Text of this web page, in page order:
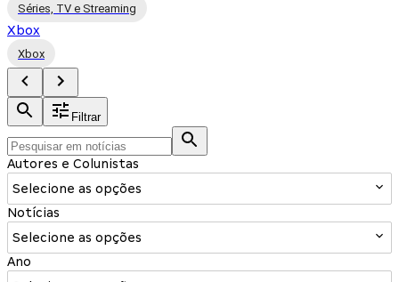
Séries, TV e Streaming
Xbox
Xbox
Filtrar
Autores e Colunistas
Selecione as opções
Notícias
Selecione as opções
Ano